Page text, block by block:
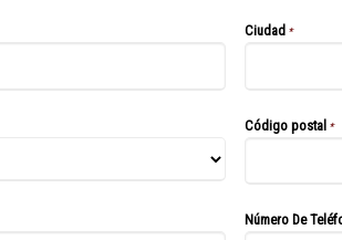
Ciudad *
Código postal *
Número De